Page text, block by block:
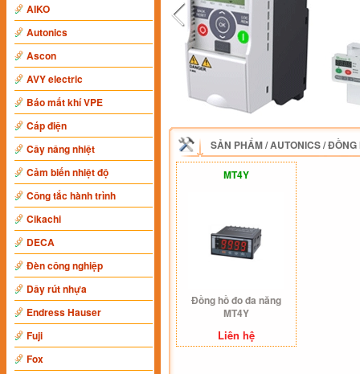
AIKO
Autonics
Ascon
AVY electric
Báo mất khí VPE
Cáp điện
Cây nâng nhiệt
Cảm biến nhiệt độ
Công tắc hành trình
Cikachi
DECA
Đèn công nghiệp
Dây rút nhựa
Endress Hauser
Fuji
Fox
SẢN PHẨM/AUTONICS/ĐỒNG
MT4Y
Đồng hồ đo đa năng
MT4Y
Liên hệ